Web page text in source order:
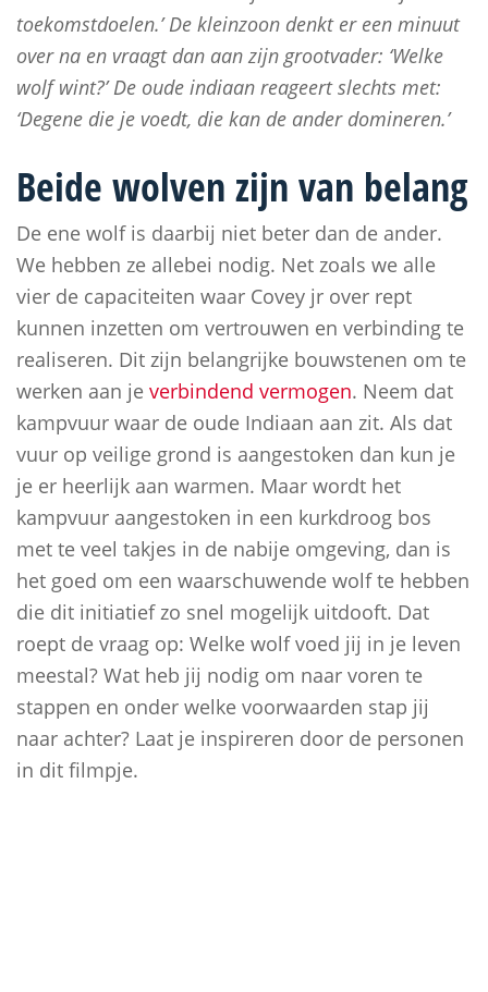
toekomstdoelen.’ De kleinzoon denkt er een minuut
over na en vraagt dan aan zijn grootvader: ‘Welke
wolf wint?’ De oude indiaan reageert slechts met:
‘Degene die je voedt, die kan de ander domineren.’
Beide wolven zijn van belang
De ene wolf is daarbij niet beter dan de ander.
We hebben ze allebei nodig. Net zoals we alle
vier de capaciteiten waar Covey jr over rept
kunnen inzetten om vertrouwen en verbinding te
realiseren. Dit zijn belangrijke bouwstenen om te
werken aan je verbindend vermogen. Neem dat
kampvuur waar de oude Indiaan aan zit. Als dat
vuur op veilige grond is aangestoken dan kun je
je er heerlijk aan warmen. Maar wordt het
kampvuur aangestoken in een kurkdroog bos
met te veel takjes in de nabije omgeving, dan is
het goed om een waarschuwende wolf te hebben
die dit initiatief zo snel mogelijk uitdooft. Dat
roept de vraag op: Welke wolf voed jij in je leven
meestal? Wat heb jij nodig om naar voren te
stappen en onder welke voorwaarden stap jij
naar achter? Laat je inspireren door de personen
in dit filmpje.